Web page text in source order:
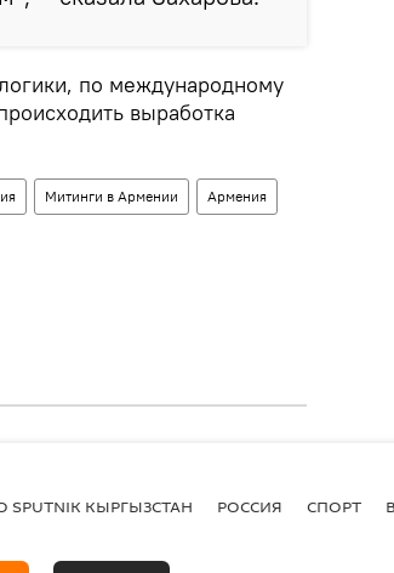
по международному
выработка
Митинги в Армении Армения
SPUTNIK КЫРГЫЗСТАН РОССИЯ СПОРТ